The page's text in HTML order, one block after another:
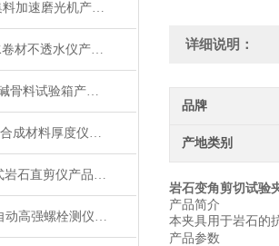
JM-3型沥青集料加速磨光机产品展示
电动数显防水卷材不透水仪产品展示
JKS型混凝土碱骨料试验箱产品简介
YT060型土工合成材料厚度仪产品展示
YTZJ-1便携式岩石直剪仪产品展示
YJZ-500A全自动高强螺栓测仪（卧式）产品展示
详细说明：
品牌
产地类别
岩石变角剪切试验
产品简介
本夹具用于岩石的
产品参数